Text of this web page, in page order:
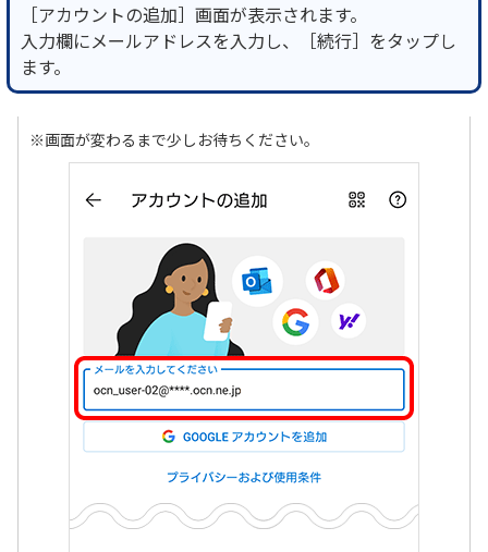
［アカウントの追加］画面が表示されます。
入力欄にメールアドレスを入力し、［続行］をタップし
ます。
※画面が変わるまで少しお待ちください。